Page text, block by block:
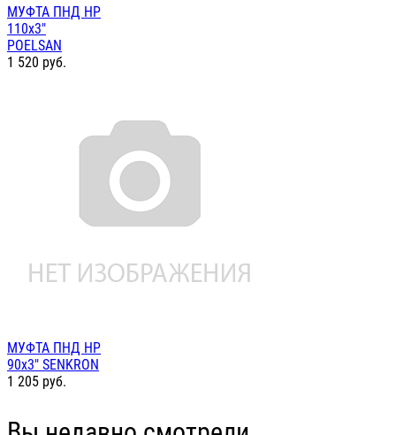
МУФТА ПНД НР
110х3"
POELSAN
1 520 руб.
МУФТА ПНД НР
90х3" SENKRON
1 205 руб.